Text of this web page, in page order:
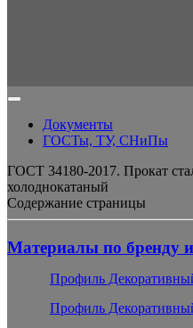
Документы
ГОСТы, ТУ, СНиПы
ГОСТ 34180-2017. Прокат
холоднокатаный
Содержание страницы
Материалы по бренду
Профиль
Профиль